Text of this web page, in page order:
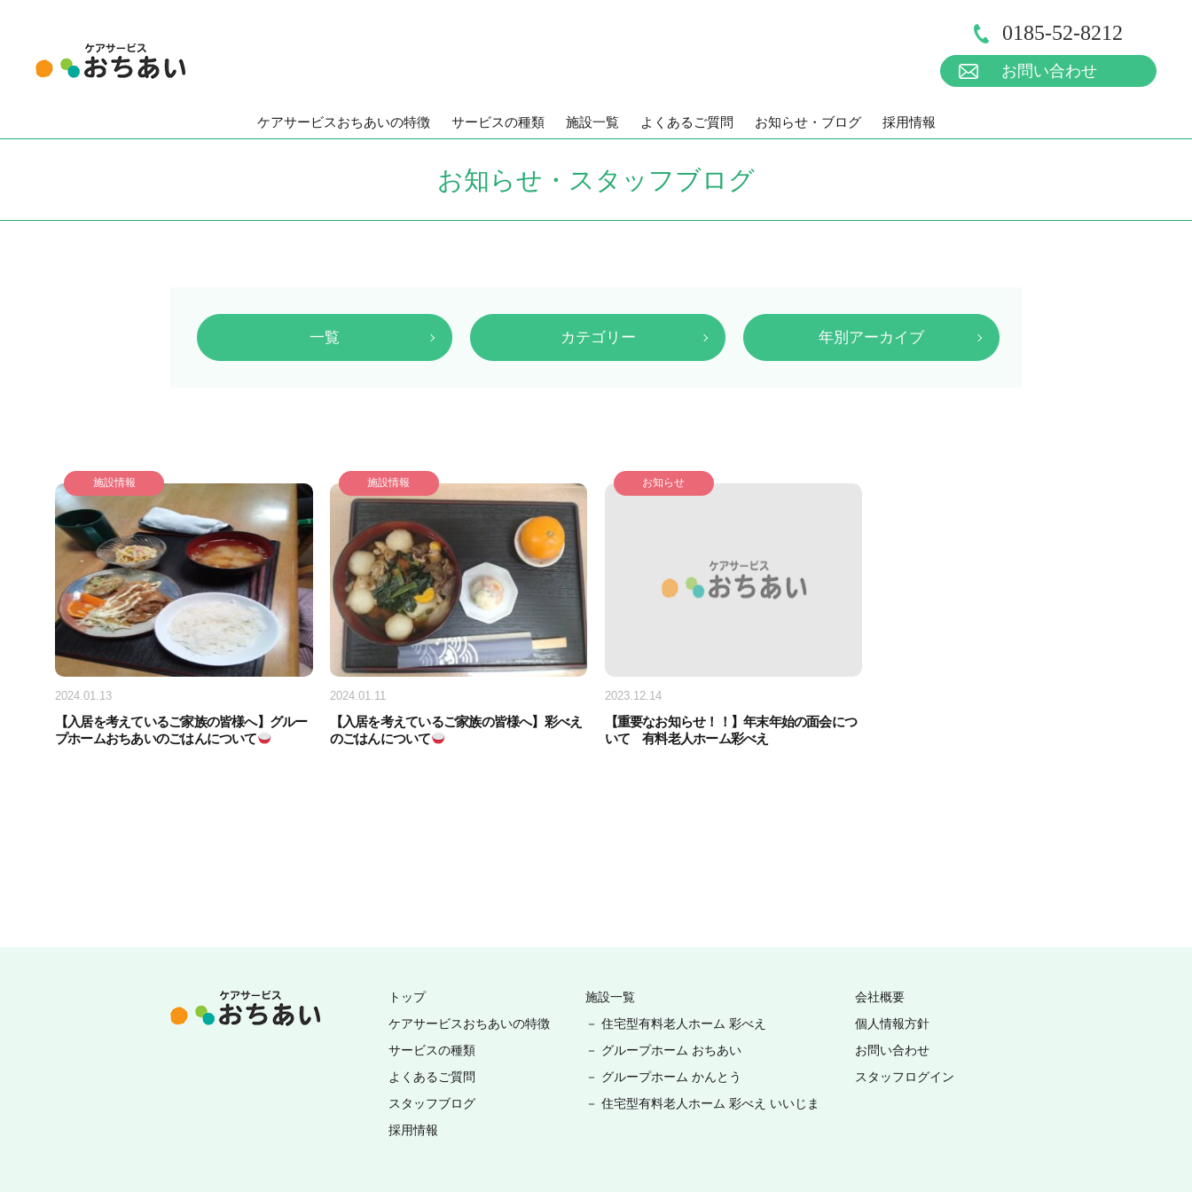
ケアサービスおちあいの特徴 サービスの種類 施設一覧 よくあるご質問 お知らせ・ブログ 採用情報
0185-52-8212
お問い合わせ
お知らせ・スタッフブログ
一覧 カテゴリー 年別アーカイブ
施設情報
2024.01.13
【入居を考えているご家族の皆様へ】グルー
プホームおちあいのごはんについて
施設情報
2024.01.11
【入居を考えているご家族の皆様へ】彩べえ
のごはんについて
お知らせ
2023.12.14
【重要なお知らせ！！】年末年始の面会につ
いて 有料老人ホーム彩べえ
トップ
ケアサービスおちあいの特徴
サービスの種類
よくあるご質問
スタッフブログ
採用情報
施設一覧
－ 住宅型有料老人ホーム 彩べえ
－ グループホーム おちあい
－ グループホーム かんとう
－ 住宅型有料老人ホーム 彩べえ いいじま
会社概要
個人情報方針
お問い合わせ
スタッフログイン